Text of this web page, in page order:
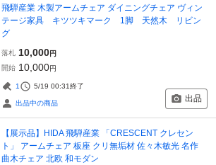
飛騨産業 木製アームチェア ダイニングチェア ヴィン
テージ家具 キツツキマーク 1脚 天然木 リビン
グ
落札 10,000円
開始 10,000円
1 5/19 00:31終了
出品中の商品 出品
【展示品】HIDA 飛騨産業 「CRESCENT クレセン
ト」 アームチェア 板座 クリ無垢材 佐々木敏光 名作
曲木チェア 北欧 和モダン